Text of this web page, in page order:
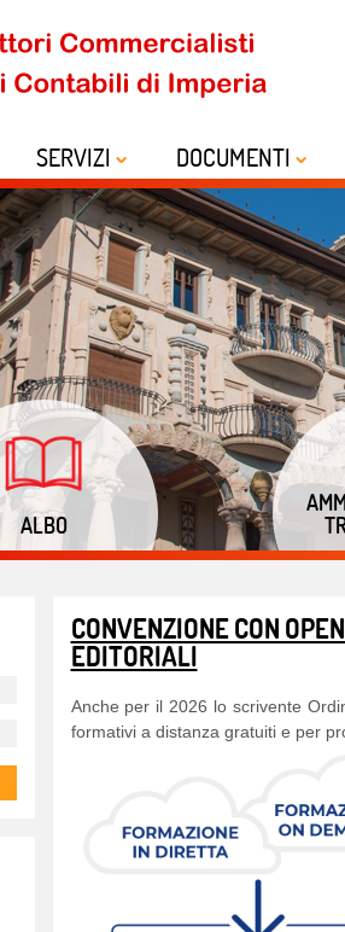
SERVIZI DOCUMENTI
ALBO
CONVENZIONE CON
EDITORIALI
Anche per il 2026 lo scrivente
formativi a distanza gratuiti e per